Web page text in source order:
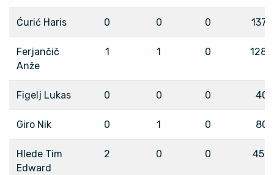
Ćurić Haris 0 0 0 1377
Ferjančič
Anže
1 1 0 1280
Figelj Lukas 0 0 0 40
Giro Nik 0 1 0 80
Hlede Tim
Edward
2 0 0 456